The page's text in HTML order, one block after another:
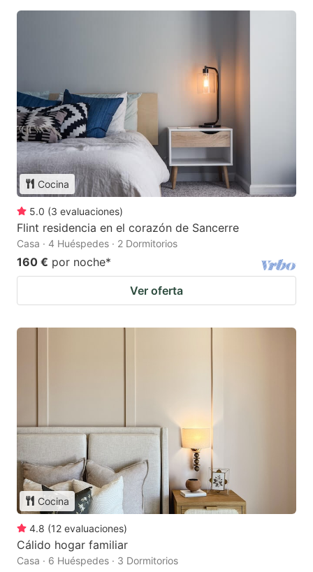
Cocina
5.0 (3 evaluaciones)
Flint residencia en el corazón de Sancerre
Casa · 4 Huéspedes · 2 Dormitorios
160 € por noche*
Ver oferta
Cocina
4.8 (12 evaluaciones)
Cálido hogar familiar
Casa · 6 Huéspedes · 3 Dormitorios